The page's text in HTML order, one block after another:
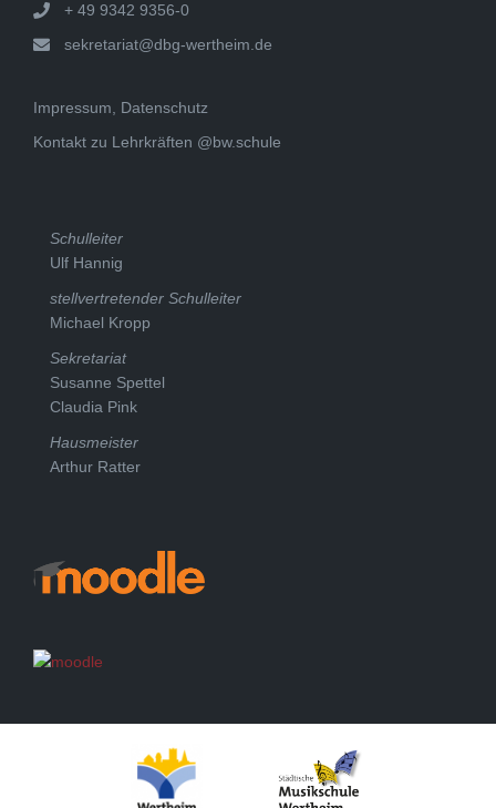
+ 49 9342 9356-0
sekretariat@dbg-wertheim.de
Impressum, Datenschutz
Kontakt zu Lehrkräften @bw.schule
Schulleiter
Ulf Hannig
stellvertretender Schulleiter
Michael Kropp
Sekretariat
Susanne Spettel
Claudia Pink
Hausmeister
Arthur Ratter